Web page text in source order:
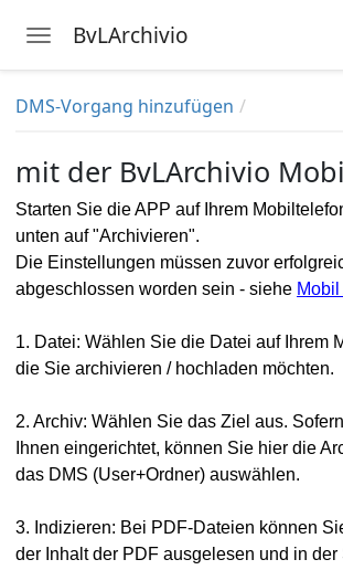
Toggle navigation
BvLArchivio
DMS-Vorgang hinzufügen
mit der BvLArchivio
Starten Sie die APP auf Ihrem
unten auf "Archivieren".
Die Einstellungen müssen zuvor
abgeschlossen worden sein - siehe
1. Datei: Wählen Sie die Datei auf Ihrem
die Sie archivieren / hochladen möchten.
2. Archiv: Wählen Sie das Ziel aus.
Ihnen eingerichtet, können Sie hier die
das DMS (User+Ordner) auswählen.
3. Indizieren: Bei PDF-Dateien können
der Inhalt der PDF ausgelesen und in